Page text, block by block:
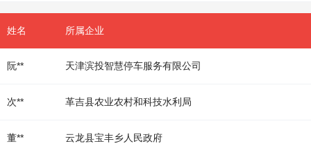
姓名 所属企业
阮** 天津滨投智慧停车服务有限公司
次** 革吉县农业农村和科技水利局
董** 云龙县宝丰乡人民政府